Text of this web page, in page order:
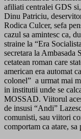
afiliati centralei GDS
Dinu Patriciu,
Rodica Culcer, sefa
cazul sa amintesc ca,
straine la “Era
secretara la Ambasada
cetatean roman care
american era automat
colonel” a urmat mai
in institutii unde se
MOSSAD. Viitorul
de insusi “Andi”
comunisti, sau viitori
comportam ca atare,